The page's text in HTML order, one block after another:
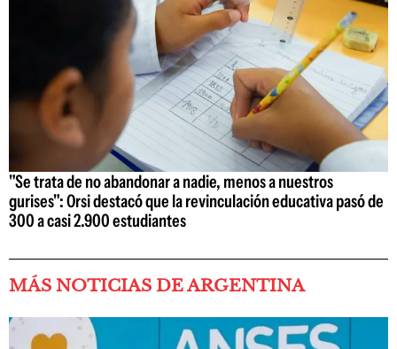
"Se trata de no abandonar a nadie, menos a nuestros
gurises": Orsi destacó que la revinculación educativa pasó de
300 a casi 2.900 estudiantes
MÁS NOTICIAS DE ARGENTINA